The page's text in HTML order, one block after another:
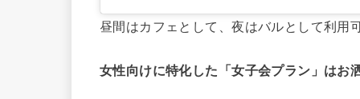
昼間はカフェとして、夜はバルとして利用
女性向けに特化した「女子会プラン」はお